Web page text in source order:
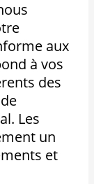
aux
à vos
des
Les
un
et